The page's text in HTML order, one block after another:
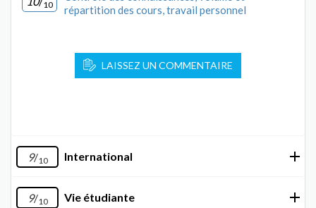
10
répartition des cours, travail personnel
LAISSEZ UN COMMENTAIRE
9/10 International
9/10 Vie étudiante